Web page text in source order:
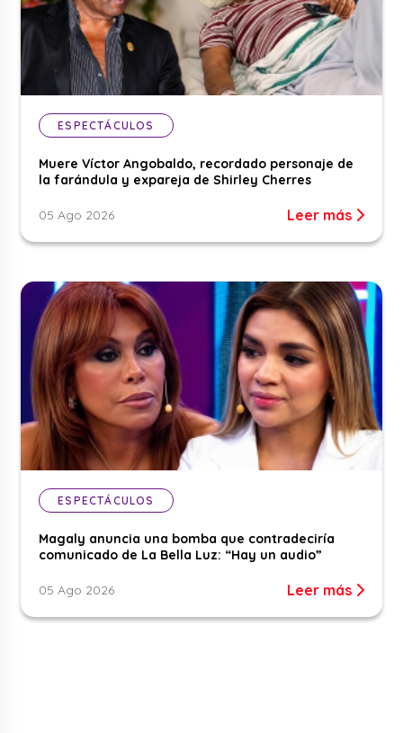
ESPECTÁCULOS
Muere Víctor Angobaldo, recordado personaje de
la farándula y expareja de Shirley Cherres
05 Ago 2026 Leer más
ESPECTÁCULOS
Magaly anuncia una bomba que contradeciría
comunicado de La Bella Luz: “Hay un audio”
05 Ago 2026 Leer más